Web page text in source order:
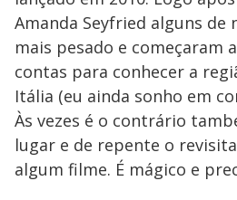
Amanda Seyfried alguns de
mais pesado e começaram
contas para conhecer a
Itália (eu ainda sonho em
Às vezes é o contrário
lugar e de repente o
algum filme. É mágico e